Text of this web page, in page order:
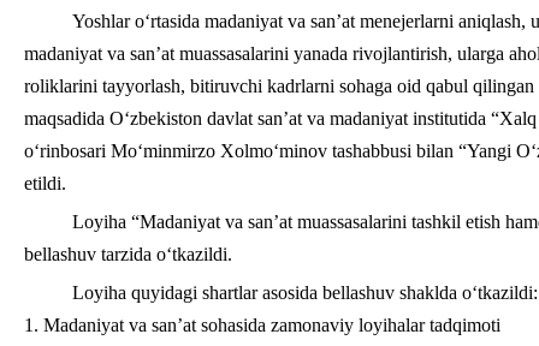
Yoshlar o‘rtasida madaniyat va san’at menejerlarni
madaniyat va san’at muassasalarini yanada rivojlantirish, ularga
roliklarini tayyorlash, bitiruvchi kadrlarni sohaga oid qabul
maqsadida O‘zbekiston davlat san’at va madaniyat institutida
o‘rinbosari Mo‘minmirzo Xolmo‘minov tashabbusi bilan “Yangi
etildi.
Loyiha “Madaniyat va san’at muassasalarini tashkil etish
bellashuv tarzida o‘tkazildi.
Loyiha quyidagi shartlar asosida bellashuv shaklda o‘tkazildi:
1. Madaniyat va san’at sohasida zamonaviy loyihalar tadqimoti